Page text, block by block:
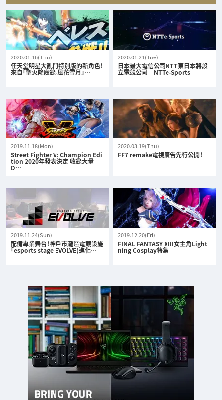
2020.01.16(Thu)
任天堂明星大亂鬥特別版的新角色！
來自「聖火降魔錄-風花雪月」…
2020.01.21(Tue)
日本最大電信公司NTT東日本將設
立電競公司—NTTe-Sports
2019.11.18(Mon)
Street Fighter V: Champion Edi
tion 2020年發表決定 收錄大量
D…
2020.03.19(Thu)
FF7 remake電視廣告先行公開！
2019.11.24(Sun)
配備專業舞台！神戶市灘區電競設施
「esports stage EVOLVE(進化…
2019.12.20(Fri)
FINAL FANTASY XIII女主角Light
ning Cosplay特集